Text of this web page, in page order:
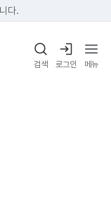
다.
검색 로그인 메뉴